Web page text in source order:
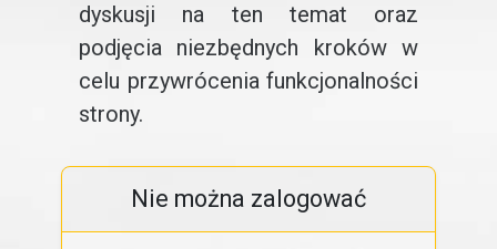
dyskusji na ten temat oraz
podjęcia niezbędnych kroków w
celu przywrócenia funkcjonalności
strony.
Nie można zalogować